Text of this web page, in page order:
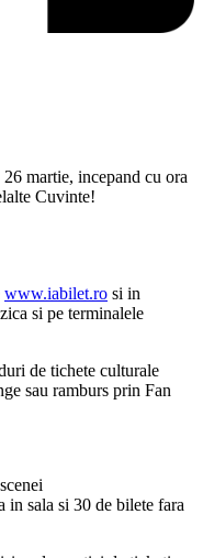
martie, incepand cu ora
Cuvinte!
www.iabilet.ro si in
si pe terminalele
de tichete culturale
sau ramburs prin Fan
in sala si 30 de bilete fara